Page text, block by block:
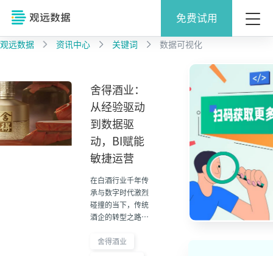
免费试用
观远数据 资讯中心 关键词 数据可视化
舍得酒业：
从经验驱动
到数据驱
动，BI赋能
敏捷运营
在白酒行业千年传
承与数字时代激烈
碰撞的当下，传统
酒企的转型之路不
更是一场重塑竞争
舍得酒业